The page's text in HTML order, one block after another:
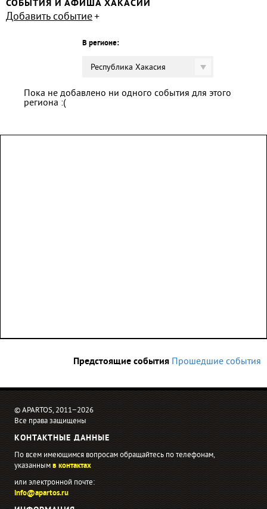
СОБЫТИЯ И АФИША ХАКАСИИ
Добавить событие
В регионе:
Республика Хакасия
Пока не добавлено ни одного события для этого
региона :(
Предстоящие события Прошедшие события
© APARTOS, 2011−2026
Все права защищены
КОНТАКТНЫЕ ДАННЫЕ
По всем имеющимся вопросам обращайтесь по телефонам,
указаннымв контактах
или электронной почте:
info@apartos.ru